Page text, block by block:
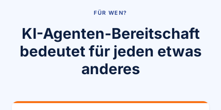
FÜR WEN?
KI-Agenten-Bereitschaft
bedeutet für jeden etwas
anderes